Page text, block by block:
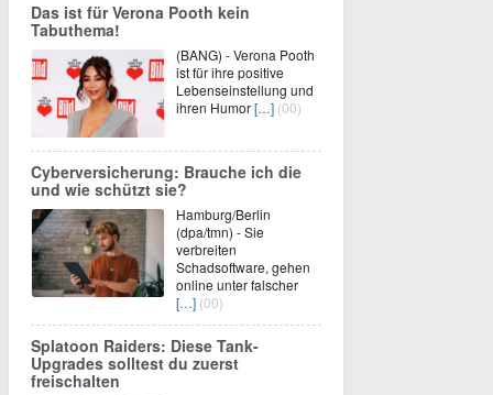
Das ist für Verona Pooth kein
Tabuthema!
(BANG) - Verona Pooth
ist für ihre positive
Lebenseinstellung und
ihren Humor[…] (00)
Cyberversicherung: Brauche ich die
und wie schützt sie?
Hamburg/Berlin
(dpa/tmn) - Sie
verbreiten
Schadsoftware, gehen
online unter falscher
[…] (00)
Splatoon Raiders: Diese Tank-
Upgrades solltest du zuerst
freischalten